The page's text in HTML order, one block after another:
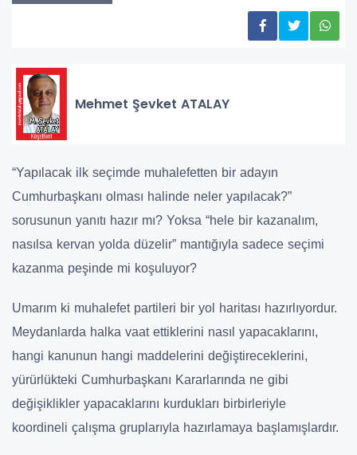
Mehmet Şevket ATALAY
“Yapılacak ilk seçimde muhalefetten bir adayın
Cumhurbaşkanı olması halinde neler yapılacak?”
sorusunun yanıtı hazır mı? Yoksa “hele bir kazanalım,
nasılsa kervan yolda düzelir” mantığıyla sadece seçimi
kazanma peşinde mi koşuluyor?
Umarım ki muhalefet partileri bir yol haritası hazırlıyordur.
Meydanlarda halka vaat ettiklerini nasıl yapacaklarını,
hangi kanunun hangi maddelerini değiştireceklerini,
yürürlükteki Cumhurbaşkanı Kararlarında ne gibi
değişiklikler yapacaklarını kurdukları birbirleriyle
koordineli çalışma gruplarıyla hazırlamaya başlamışlardır.